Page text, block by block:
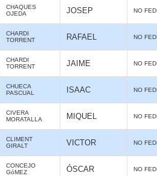
CHAQUES
OJEDA
JOSEP NO
CHARDI
TORRENT
RAFAEL NO
CHARDI
TORRENT
JAIME NO
CHUECA
PASCUAL
ISAAC NO
CIVERA
MORATALLA
MIQUEL NO
CLIMENT
GIRALT
VICTOR NO
CONCEJO
GóMEZ
ÓSCAR NO